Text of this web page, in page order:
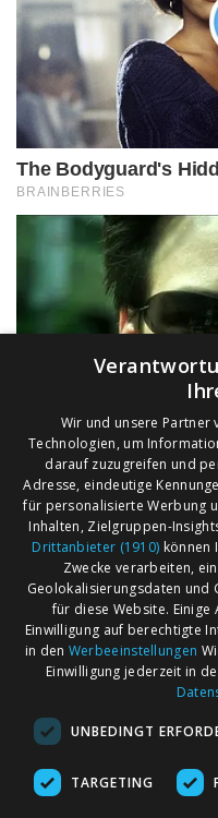
AGB
Impressum
Kontakt
Wir und unsere Partner
Technologien, um
darauf zuzugreifen und
Adresse, eindeutige
für personalisierte Werbung
Inhalten, Zielgruppen-
Drittanbieter (1910) können
Zwecke verarbeiten,
Geolokalisierungsdaten und
für diese Website.
Einwilligung auf berechtigte
in den Werbeeinstellungen
Einwilligung jederzeit in
UNBEDINGT
TARGETING